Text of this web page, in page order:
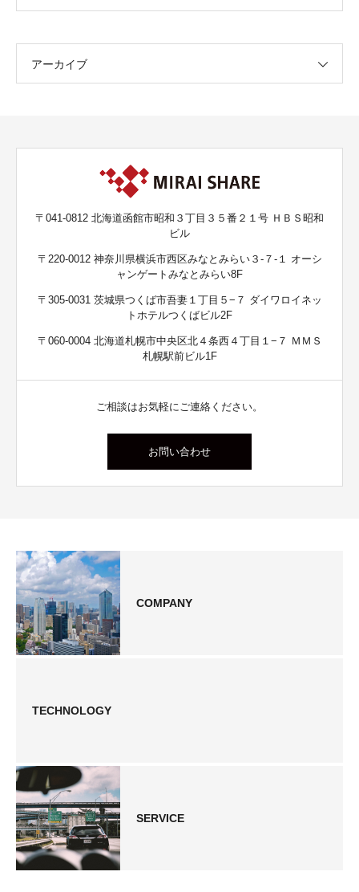
アーカイブ
〒041-0812 北海道函館市昭和３丁目３５番２１号 ＨＢＳ昭和
ビル
〒220-0012 神奈川県横浜市西区みなとみらい３-７-１ オーシ
ャンゲートみなとみらい8F
〒305-0031 茨城県つくば市吾妻１丁目５−７ ダイワロイネッ
トホテルつくばビル2F
〒060-0004 北海道札幌市中央区北４条西４丁目１−７ ＭＭＳ
札幌駅前ビル1F
ご相談はお気軽にご連絡ください。
お問い合わせ
COMPANY
TECHNOLOGY
SERVICE